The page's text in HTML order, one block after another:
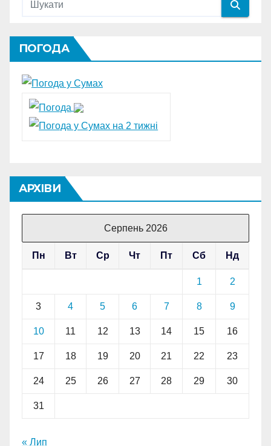
ПОГОДА
АРХІВИ
Серпень 2026
Пн Вт Ср Чт Пт Сб Нд
1 2
3 4 5 6 7 8 9
10 11 12 13 14 15 16
17 18 19 20 21 22 23
24 25 26 27 28 29 30
31
« Лип